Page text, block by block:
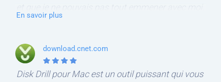
En voulant sauvegarder des fichiers, mon
photos et vidéos de famille numérisées. J'étais
désemparé... Heureusement, Disk Drill a pu
récupérer une grosse partie des ces images et
En savoir plus
download.cnet.com
Disk Drill pour Mac est un outil puissant qui vous